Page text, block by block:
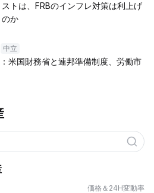
トは、FRBのインフレ対策は利上げ
のか
中立
米国財務省と連邦準備制度、労働市
価格＆24H変動率